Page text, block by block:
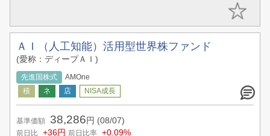
ＡＩ（人工知能）活用型世界株ファンド
(愛称：ディープＡＩ)
先進国株式 AMOne
基準価額 38,286 円 (08/07)
前日比 +36円 前日比率 +0.09%